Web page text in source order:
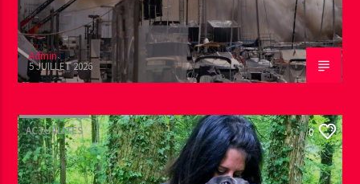
Admin
5 JUILLET 2026
ACTUALITÉS 0